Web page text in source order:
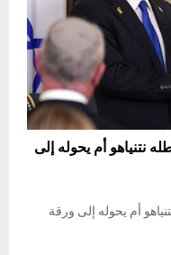
نتنياهو أم يحوله إلى
أم يحوله إلى ورقة